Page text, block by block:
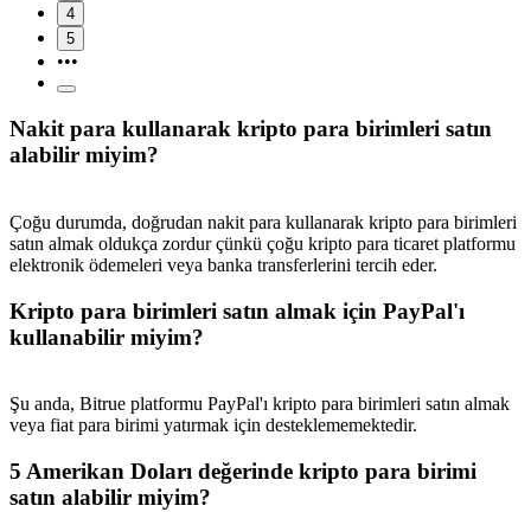
4
5
•••
Nakit para kullanarak kripto para birimleri satın
alabilir miyim?
Çoğu durumda, doğrudan nakit para kullanarak kripto para birimleri
satın almak oldukça zordur çünkü çoğu kripto para ticaret platformu
elektronik ödemeleri veya banka transferlerini tercih eder.
Kripto para birimleri satın almak için PayPal'ı
kullanabilir miyim?
Şu anda, Bitrue platformu PayPal'ı kripto para birimleri satın almak
veya fiat para birimi yatırmak için desteklememektedir.
5 Amerikan Doları değerinde kripto para birimi
satın alabilir miyim?